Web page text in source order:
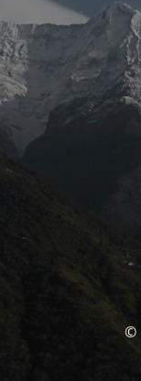
©